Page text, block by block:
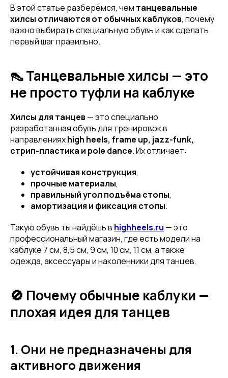
В этой статье разберёмся, чем танцевальные
хилсы отличаются от обычных каблуков, почему
важно выбирать специальную обувь и как сделать
первый шаг правильно.
👠 Танцевальные хилсы — это
не просто туфли на каблуке
Хилсы для танцев — это специально
разработанная обувь для тренировок в
направленияхhigh heels, frame up, jazz-funk,
стрип-пластика и pole dance. Их отличает:
устойчивая конструкция,
прочные материалы,
правильный угол подъёма стопы,
амортизация и фиксация стопы.
Такую обувь ты найдёшь в highheels.ru — это
профессиональный магазин, где есть модели на
каблуке 7 см, 8,5 см, 9 см, 10 см, 11 см, а также
одежда, аксессуары и наколенники для танцев.
🚫 Почему обычные каблуки —
плохая идея для танцев
1. Они не предназначены для
активного движения